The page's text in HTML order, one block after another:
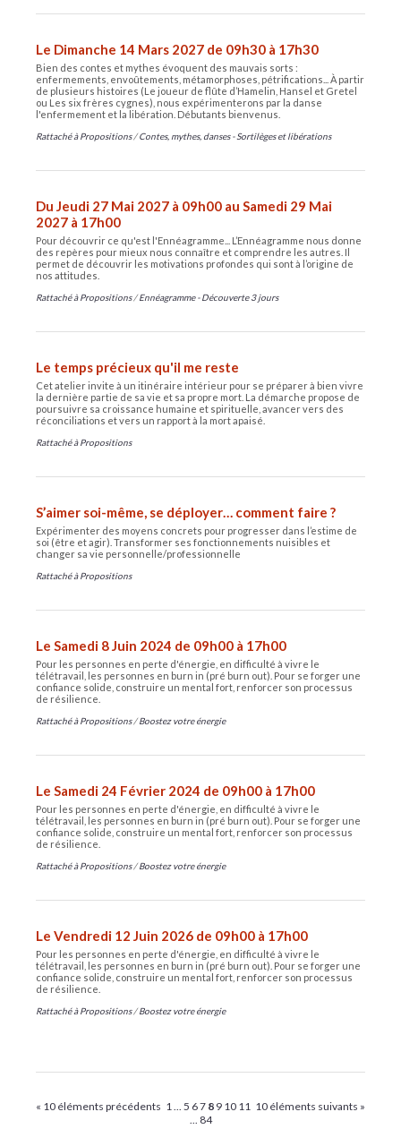
Le Dimanche 14 Mars 2027 de 09h30 à 17h30
Bien des contes et mythes évoquent des mauvais sorts :
enfermements, envoûtements, métamorphoses, pétrifications... À partir
de plusieurs histoires (Le joueur de flûte d’Hamelin, Hansel et Gretel
ou Les six frères cygnes), nous expérimenterons par la danse
l'enfermement et la libération. Débutants bienvenus.
Rattaché à Propositions /Contes, mythes, danses - Sortilèges et libérations
Du Jeudi 27 Mai 2027 à 09h00 au Samedi 29 Mai
2027 à 17h00
Pour découvrir ce qu'est l'Ennéagramme... L’Ennéagramme nous donne
des repères pour mieux nous connaître et comprendre les autres. Il
permet de découvrir les motivations profondes qui sont à l’origine de
nos attitudes.
Rattaché à Propositions /Ennéagramme - Découverte 3 jours
Le temps précieux qu'il me reste
Cet atelier invite à un itinéraire intérieur pour se préparer à bien vivre
la dernière partie de sa vie et sa propre mort. La démarche propose de
poursuivre sa croissance humaine et spirituelle, avancer vers des
réconciliations et vers un rapport à la mort apaisé.
Rattaché à Propositions
S’aimer soi-même, se déployer… comment faire ?
Expérimenter des moyens concrets pour progresser dans l’estime de
soi (être et agir). Transformer ses fonctionnements nuisibles et
changer sa vie personnelle/professionnelle
Rattaché à Propositions
Le Samedi 8 Juin 2024 de 09h00 à 17h00
Pour les personnes en perte d'énergie, en difficulté à vivre le
télétravail, les personnes en burn in (pré burn out). Pour se forger une
confiance solide, construire un mental fort, renforcer son processus
de résilience.
Rattaché à Propositions /Boostez votre énergie
Le Samedi 24 Février 2024 de 09h00 à 17h00
Pour les personnes en perte d'énergie, en difficulté à vivre le
télétravail, les personnes en burn in (pré burn out). Pour se forger une
confiance solide, construire un mental fort, renforcer son processus
de résilience.
Rattaché à Propositions /Boostez votre énergie
Le Vendredi 12 Juin 2026 de 09h00 à 17h00
Pour les personnes en perte d'énergie, en difficulté à vivre le
télétravail, les personnes en burn in (pré burn out). Pour se forger une
confiance solide, construire un mental fort, renforcer son processus
de résilience.
Rattaché à Propositions /Boostez votre énergie
« 10 éléments précédents 10 éléments suivants »
1... 5 67 8 9 10 11
... 84